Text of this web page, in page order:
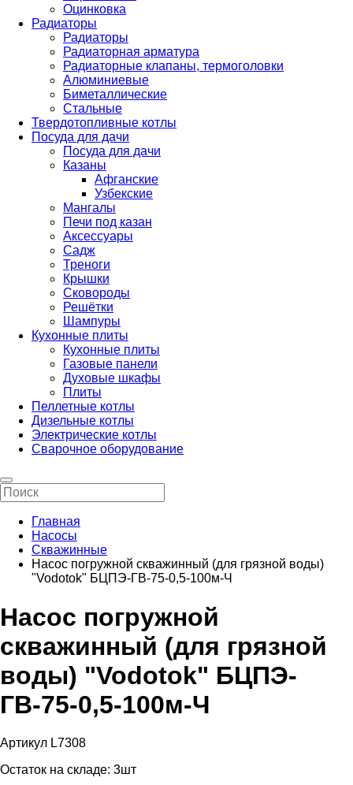
Оцинковка
Радиаторы
Радиаторы
Радиаторная арматура
Радиаторные клапаны, термоголовки
Алюминиевые
Биметаллические
Стальные
Твердотопливные котлы
Посуда для дачи
Посуда для дачи
Казаны
Афганские
Узбекские
Мангалы
Печи под казан
Аксессуары
Садж
Треноги
Крышки
Сковороды
Решётки
Шампуры
Кухонные плиты
Кухонные плиты
Газовые панели
Духовые шкафы
Плиты
Пеллетные котлы
Дизельные котлы
Электрические котлы
Сварочное оборудование
Главная
Насосы
Скважинные
Насос погружной скважинный (для грязной воды)
"Vodotok" БЦПЭ-ГВ-75-0,5-100м-Ч
Насос погружной
скважинный (для грязной
воды) "Vodotok" БЦПЭ-
ГВ-75-0,5-100м-Ч
Артикул L7308
Остаток на складе: 3шт